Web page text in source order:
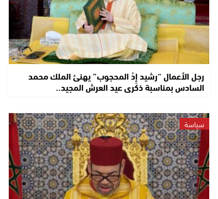
رجل الأعمال “رشيد إِدْ المحجوب” يهنئ الملك محمد
السادس بمناسبة ذكرى عيد العرش المجيد..
سياسة